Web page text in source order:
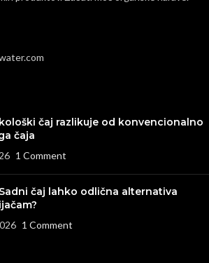
čaj razlikuje od konvencionalno
čaja
1 Comment
čaj lahko odlična alternativa
1 Comment